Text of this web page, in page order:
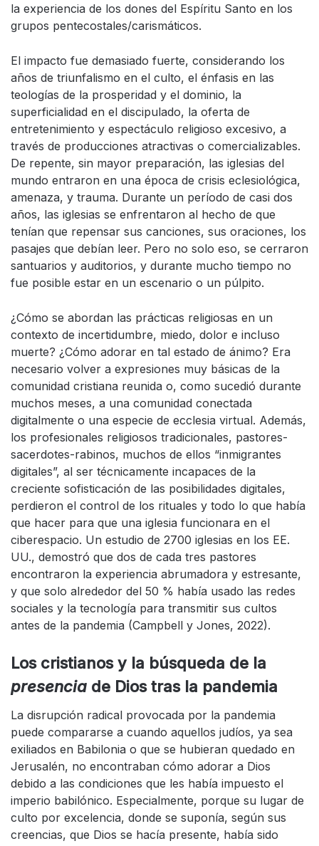
la experiencia de los dones del Espíritu Santo en los
grupos pentecostales/carismáticos.
El impacto fue demasiado fuerte, considerando los
años de triunfalismo en el culto, el énfasis en las
teologías de la prosperidad y el dominio, la
superficialidad en el discipulado, la oferta de
entretenimiento y espectáculo religioso excesivo, a
través de producciones atractivas o comercializables.
De repente, sin mayor preparación, las iglesias del
mundo entraron en una época de crisis eclesiológica,
amenaza, y trauma. Durante un período de casi dos
años, las iglesias se enfrentaron al hecho de que
tenían que repensar sus canciones, sus oraciones, los
pasajes que debían leer. Pero no solo eso, se cerraron
santuarios y auditorios, y durante mucho tiempo no
fue posible estar en un escenario o un púlpito.
¿Cómo se abordan las prácticas religiosas en un
contexto de incertidumbre, miedo, dolor e incluso
muerte? ¿Cómo adorar en tal estado de ánimo? Era
necesario volver a expresiones muy básicas de la
comunidad cristiana reunida o, como sucedió durante
muchos meses, a una comunidad conectada
digitalmente o una especie de ecclesia virtual. Además,
los profesionales religiosos tradicionales, pastores-
sacerdotes-rabinos, muchos de ellos “inmigrantes
digitales”, al ser técnicamente incapaces de la
creciente sofisticación de las posibilidades digitales,
perdieron el control de los rituales y todo lo que había
que hacer para que una iglesia funcionara en el
ciberespacio. Un estudio de 2700 iglesias en los EE.
UU., demostró que dos de cada tres pastores
encontraron la experiencia abrumadora y estresante,
y que solo alrededor del 50 % había usado las redes
sociales y la tecnología para transmitir sus cultos
antes de la pandemia (Campbell y Jones, 2022).
Los cristianos y la búsqueda de la
presencia de Dios tras la pandemia
La disrupción radical provocada por la pandemia
puede compararse a cuando aquellos judíos, ya sea
exiliados en Babilonia o que se hubieran quedado en
Jerusalén, no encontraban cómo adorar a Dios
debido a las condiciones que les había impuesto el
imperio babilónico. Especialmente, porque su lugar de
culto por excelencia, donde se suponía, según sus
creencias, que Dios se hacía presente, había sido